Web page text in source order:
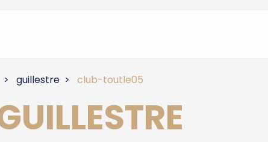
guillestre club-toutle05